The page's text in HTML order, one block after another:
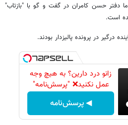
دفتر حسن کامران در گفت و گو با "بازتاب"
است.
درگیر در پرونده پالیزدار بودند.
زانو درد دارین؟ به هیچ وجه
عمل نکنید❌ "پرسش‌نامه"
◀ پرسش‌نامه